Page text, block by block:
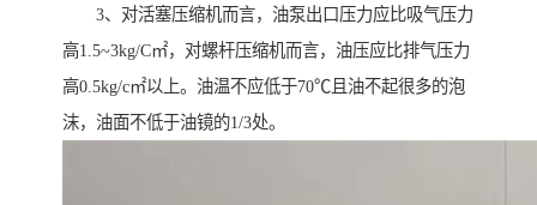
3、对活塞压缩机而言，油泵出口压力应比吸气压力
高1.5~3kg/C㎡，对螺杆压缩机而言，油压应比排气压力
高0.5kg/c㎡以上。油温不应低于70℃且油不起很多的泡
沫，油面不低于油镜的1/3处。